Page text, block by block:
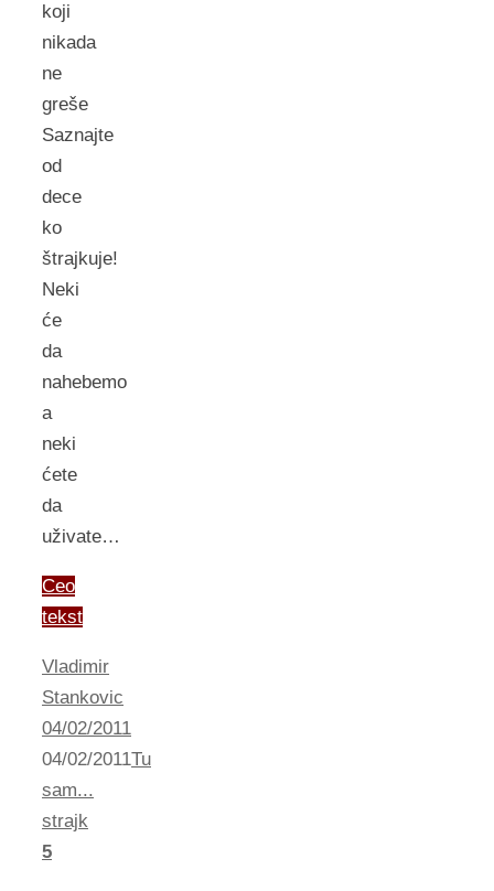
koji
nikada
ne
greše
Saznajte
od
dece
ko
štrajkuje!
Neki
će
da
nahebemo
a
neki
ćete
da
uživate…
Ceo
tekst
Vladimir
Stankovic
04/02/2011
04/02/2011Tu
sam...
strajk
5